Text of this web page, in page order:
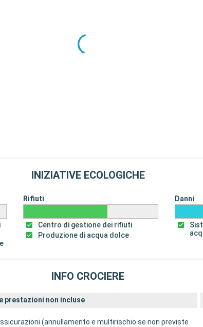
INIZIATIVE ECOLOGICHE
Rifiuti
Centro di gestione dei rifiuti
Produzione di acqua dolce
Danni
INFO CROCIERE
prestazioni non incluse
(annullamento e multirischio se non previste